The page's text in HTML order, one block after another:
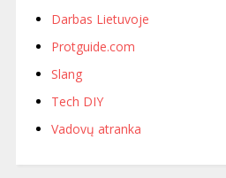
Darbas Lietuvoje
Protguide.com
Slang
Tech DIY
Vadovų atranka